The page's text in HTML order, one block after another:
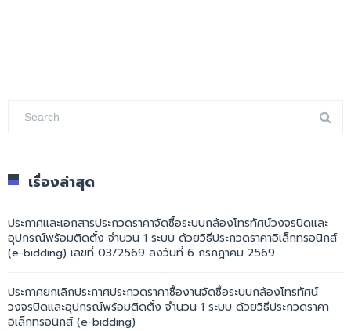
เรื่องล่าสุด
ประกาศและเอกสารประกวดราคาจัดซื้อระบบกล้องโทรทัศน์วงจรปิดและ
อุปกรณ์พร้อมติดตั้ง จำนวน 1 ระบบ ด้วยวิธีประกวดราคาอิเล็กทรอนิกส์
(e-bidding) เลขที่ 03/2569 ลงวันที่ 6 กรกฎาคม 2569
ประกาศยกเลิกประกาศประกวดราคาซื้องานจัดซื้อระบบกล้องโทรทัศน์
วงจรปิดและอุปกรณ์พร้อมติดตั้ง จำนวน 1 ระบบ ด้วยวิธีประกวดราคา
อิเล็กทรอนิกส์ (e-bidding)